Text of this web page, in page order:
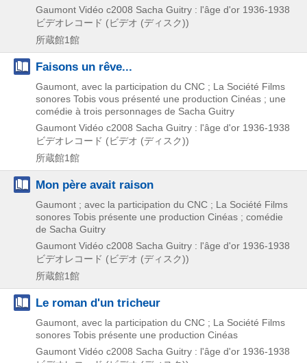
Gaumont Vidéo c2008 Sacha Guitry : l'âge d'or 1936-1938
ビデオレコード (ビデオ (ディスク))
所蔵館1館
Faisons un rêve...
Gaumont, avec la participation du CNC ; La Société Films
sonores Tobis vous présenté une production Cinéas ; une
comédie à trois personnages de Sacha Guitry
Gaumont Vidéo c2008 Sacha Guitry : l'âge d'or 1936-1938
ビデオレコード (ビデオ (ディスク))
所蔵館1館
Mon père avait raison
Gaumont ; avec la participation du CNC ; La Société Films
sonores Tobis présente une production Cinéas ; comédie
de Sacha Guitry
Gaumont Vidéo c2008 Sacha Guitry : l'âge d'or 1936-1938
ビデオレコード (ビデオ (ディスク))
所蔵館1館
Le roman d'un tricheur
Gaumont, avec la participation du CNC ; La Société Films
sonores Tobis présente une production Cinéas
Gaumont Vidéo c2008 Sacha Guitry : l'âge d'or 1936-1938